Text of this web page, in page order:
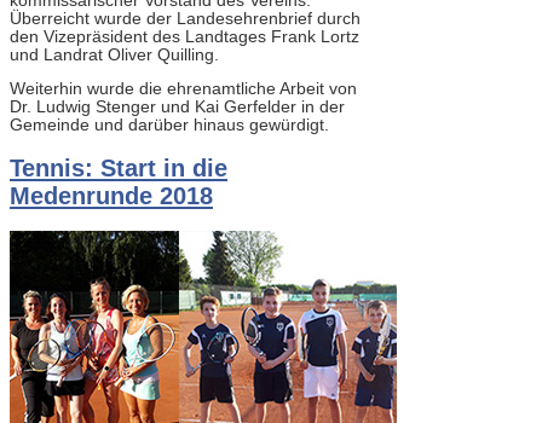
Überreicht wurde der Landesehrenbrief durch
den Vizepräsident des Landtages Frank Lortz
und Landrat Oliver Quilling.
Weiterhin wurde die ehrenamtliche Arbeit von
Dr. Ludwig Stenger und Kai Gerfelder in der
Gemeinde und darüber hinaus gewürdigt.
Tennis: Start in die
Medenrunde 2018